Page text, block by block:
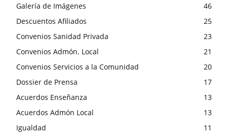
Galería de Imágenes
46
Descuentos Afiliados
25
Convenios Sanidad Privada
23
Convenios Admón. Local
21
Convenios Servicios a la Comunidad
20
Dossier de Prensa
17
Acuerdos Enseñanza
13
Acuerdos Admón Local
13
Igualdad
11